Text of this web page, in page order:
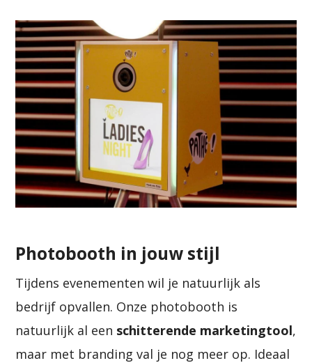
Photobooth in jouw stijl
Tijdens evenementen wil je natuurlijk als
bedrijf opvallen. Onze photobooth is
natuurlijk al een schitterende marketingtool,
maar met branding val je nog meer op. Ideaal